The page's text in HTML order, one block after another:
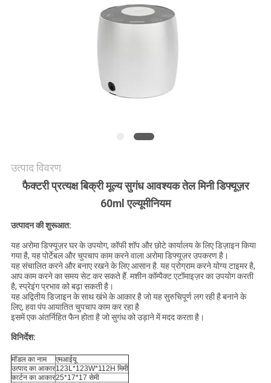
साइटमैप
गोपनीयता
नीति
उत्पाद विवरण
फैक्टरी प्रत्यक्ष बिक्री मूल्य सुगंध आवश्यक तेल मिनी डिफ्यूज़र
60ml एल्यूमीनियम
उत्पादन की शुरूआत:
यह अरोमा डिफ्यूज़र घर के उपयोग, कॉफी शॉप और छोटे कार्यालय के लिए डिज़ाइन किया
गया है, यह पोर्टेबल और चुपचाप काम करने वाला अरोमा डिफ्यूज़र उपकरण है।
यह संचालित करने और बनाए रखने के लिए आसान है. यह प्रोग्राम करने योग्य टाइमर है,
आप काम करने का समय सेट कर सकते हैं. मशीन कॉम्पैक्ट एटॉमाइज़र का उपयोग करती
है, स्प्रेइंग प्रभाव को बढ़ा सकती है।
यह अद्वितीय डिजाइन के साथ खंभे के आकार है जो यह सुरुचिपूर्ण लग रही है बनाने के
लिए, हवा पंप आयातित चुपचाप काम कर रहा है
इसमें एक अंतर्निहित फैन होता है जो सुगंध को उड़ाने में मदद करता है।
विनिर्देश:
मॉडल का नाम
एमआईयू
उत्पाद का आकार123L*123W*112H मिमी
कार्टन का आकार25*17*17 सेमी